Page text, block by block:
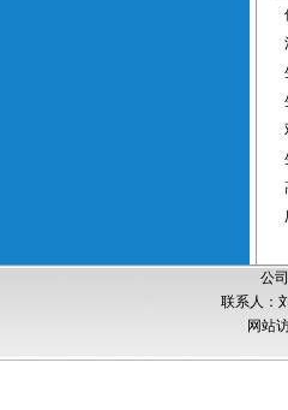
公
联系人：
网站